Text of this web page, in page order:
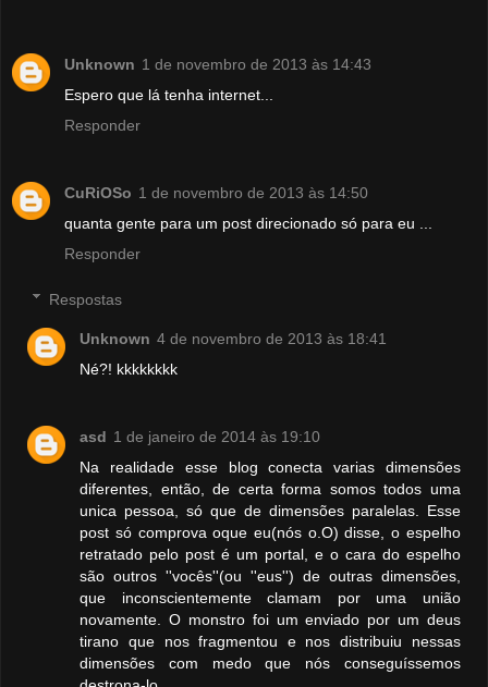
Unknown 1 de novembro de 2013 às 14:43
Espero que lá tenha internet...
Responder
CuRiOSo 1 de novembro de 2013 às 14:50
quanta gente para um post direcionado só para eu ...
Responder
Respostas
Unknown 4 de novembro de 2013 às 18:41
Né?! kkkkkkkk
asd 1 de janeiro de 2014 às 19:10
Na realidade esse blog conecta varias dimensões
diferentes, então, de certa forma somos todos uma
unica pessoa, só que de dimensões paralelas. Esse
post só comprova oque eu(nós o.O) disse, o espelho
retratado pelo post é um portal, e o cara do espelho
são outros ''vocês''(ou ''eus'') de outras dimensões,
que inconscientemente clamam por uma união
novamente. O monstro foi um enviado por um deus
tirano que nos fragmentou e nos distribuiu nessas
dimensões com medo que nós conseguíssemos